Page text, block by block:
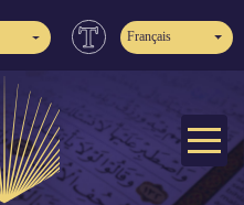
Français